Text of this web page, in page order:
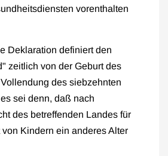
vorenthalten
Deklaration definiert den
zeitlich von der Geburt des
des siebzehnten
sei denn, daß nach
des betreffenden Landes für
Kindern ein anderes Alter